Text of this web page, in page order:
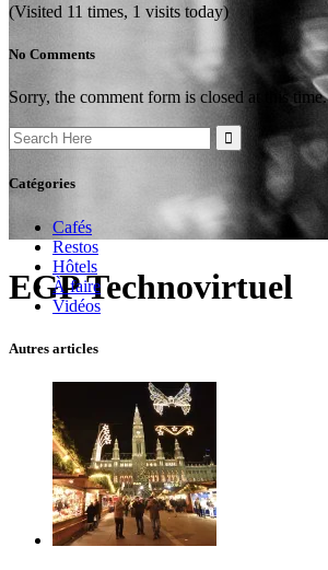
EGP Technovirtuel
(Visited 11 times, 1 visits today)
No Comments
Sorry, the comment form is closed at this time.
Search
for:
Catégories
Cafés
Restos
Hôtels
À faire
Vidéos
Autres articles